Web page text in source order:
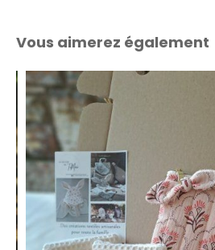
Vous aimerez également